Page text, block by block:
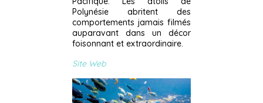
Polynésie abritent des
comportements jamais filmés
auparavant dans un décor
foisonnant et extraordinaire.
Site Web